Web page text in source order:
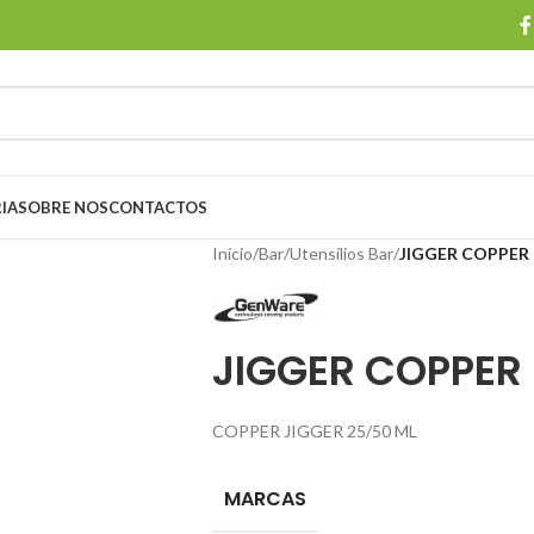
SOBRE NOSCONTACTOS
Início/Bar/Utensílios Bar/JIGGER
JIGGER
COPPER JIGGER 25/50 ML
MARCAS